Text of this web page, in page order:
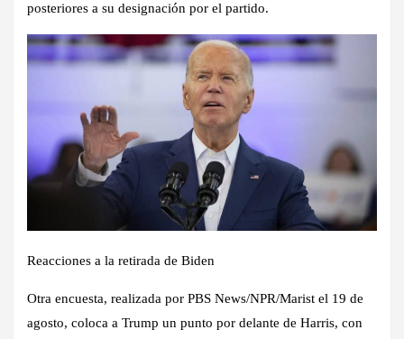
posteriores a su designación por el partido.
Reacciones a la retirada de Biden
Otra encuesta, realizada por PBS News/NPR/Marist el 19 de
agosto, coloca a Trump un punto por delante de Harris, con